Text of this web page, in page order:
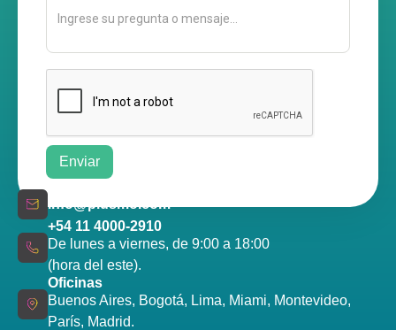
info@plusmo.com
+54 11 4000-2910
De lunes a viernes, de 9:00 a 18:00
(hora del este).
Oficinas
Buenos Aires, Bogotá, Lima, Miami, Montevideo,
París, Madrid.